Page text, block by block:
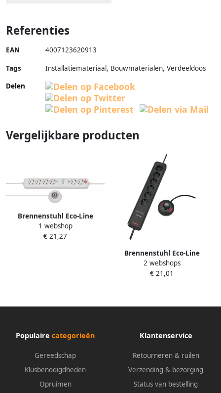
Referenties
EAN 4007123620913
Tags
Installatiemateriaal, Bouwmaterialen, Verdeeldoos
Delen
Vergelijkbare producten
Brennenstuhl Eco-Line
stekkerdoos Comfort Switch
Plus EL CSP 24 6-voudig wit 1
1 webshop
€ 21,27
Brennenstuhl Eco-Line
Comfort Switch Stekkerdoos
6 voudig anthraciet 2m
2 webshops
€ 21,01
Populaire categorieën
Gereedschap
Klusbenodigdheden
Opruimen
Klantenservice
Retourneren & ruilen
Verzending & bezorging
Status van bestelling